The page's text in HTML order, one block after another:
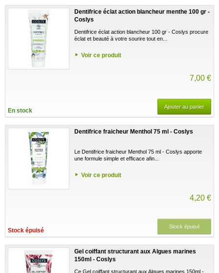
Dentifrice éclat action blancheur menthe 100 gr -
Coslys
Dentifrice éclat action blancheur 100 gr - Coslys procure
éclat et beauté à votre sourire tout en...
Voir ce produit
7,00 €
En stock
Ajouter au panier
Dentifrice fraicheur Menthol 75 ml - Coslys
Le Dentifrice fraicheur Menthol 75 ml - Coslys apporte
une formule simple et efficace afin...
Voir ce produit
4,20 €
Stock épuisé
Stock épuisé
Gel coiffant structurant aux Algues marines
150ml - Coslys
Ce Gel coiffant structurant aux Algues marines 150ml -